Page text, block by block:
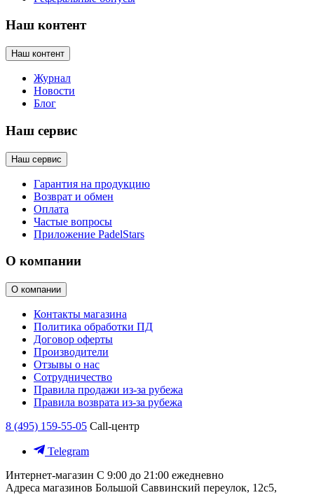
Наш контент
Наш контент
Журнал
Новости
Блог
Наш сервис
Наш сервис
Гарантия на продукцию
Возврат и обмен
Оплата
Частые вопросы
Приложение PadelStars
О компании
О компании
Контакты магазина
Политика обработки ПД
Договор оферты
Производители
Отзывы о нас
Сотрудничество
Правила продажи из-за рубежа
Правила возврата из-за рубежа
8 (495) 159-55-05 Call-центр
Telegram
Интернет-магазин С 9:00 до 21:00 ежедневно
Адреса магазинов Большой Саввинский переулок, 12с5,